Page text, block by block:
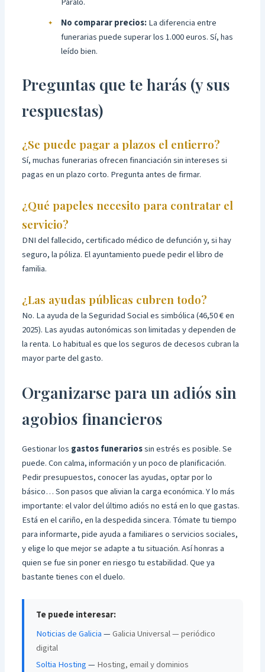
No comparar precios:La diferencia entre
funerarias puede superar los 1.000 euros. Sí, has
leído bien.
Preguntas que te harás (y sus
respuestas)
¿Se puede pagar a plazos el entierro?
Sí, muchas funerarias ofrecen financiación sin intereses si
pagas en un plazo corto. Pregunta antes de firmar.
¿Qué papeles necesito para contratar el
servicio?
DNI del fallecido, certificado médico de defunción y, si hay
seguro, la póliza. El ayuntamiento puede pedir el libro de
familia.
¿Las ayudas públicas cubren todo?
No. La ayuda de la Seguridad Social es simbólica (46,50 € en
2025). Las ayudas autonómicas son limitadas y dependen de
la renta. Lo habitual es que los seguros de decesos cubran la
mayor parte del gasto.
Organizarse para un adiós sin
agobios financieros
Gestionar los gastos funerariossin estrés es posible. Se
puede. Con calma, información y un poco de planificación.
Pedir presupuestos, conocer las ayudas, optar por lo
básico… Son pasos que alivian la carga económica. Y lo más
importante: el valor del último adiós no está en lo que gastas.
Está en el cariño, en la despedida sincera. Tómate tu tiempo
para informarte, pide ayuda a familiares o servicios sociales,
y elige lo que mejor se adapte a tu situación. Así honras a
quien se fue sin poner en riesgo tu estabilidad. Que ya
bastante tienes con el duelo.
Te puede interesar:
Noticias de Galicia—Galicia Universal — periódico
digital
Soltia Hosting— Hosting, email y dominios